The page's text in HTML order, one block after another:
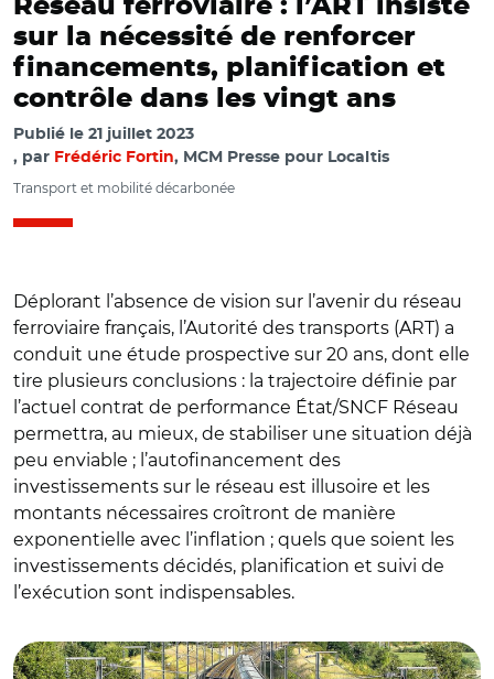
Réseau ferroviaire : l’ART insiste
sur la nécessité de renforcer
financements, planification et
contrôle dans les vingt ans
Publié le 21 juillet 2023
par Frédéric Fortin, MCM Presse pour Localtis
Transport et mobilité décarbonée
Déplorant l’absence de vision sur l’avenir du réseau
ferroviaire français, l’Autorité des transports (ART) a
conduit une étude prospective sur 20 ans, dont elle
tire plusieurs conclusions : la trajectoire définie par
l’actuel contrat de performance État/SNCF Réseau
permettra, au mieux, de stabiliser une situation déjà
peu enviable ; l’autofinancement des
investissements sur le réseau est illusoire et les
montants nécessaires croîtront de manière
exponentielle avec l’inflation ; quels que soient les
investissements décidés, planification et suivi de
l’exécution sont indispensables.